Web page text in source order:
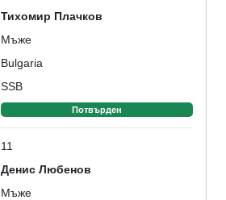
Тихомир Плачков
Мъже
Bulgaria
SSB
Потвърден
11
Денис Любенов
Мъже